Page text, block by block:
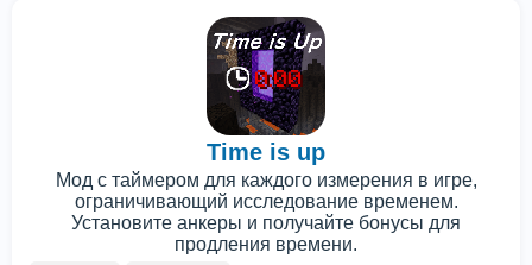
Time is up
Мод с таймером для каждого измерения в игре,
ограничивающий исследование временем.
Установите анкеры и получайте бонусы для
продления времени.